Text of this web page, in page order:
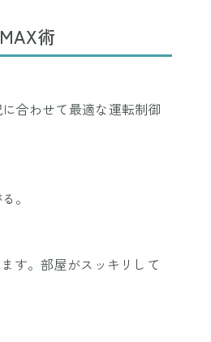
術
合わせて最適な運転制御
。
す。部屋がスッキリして